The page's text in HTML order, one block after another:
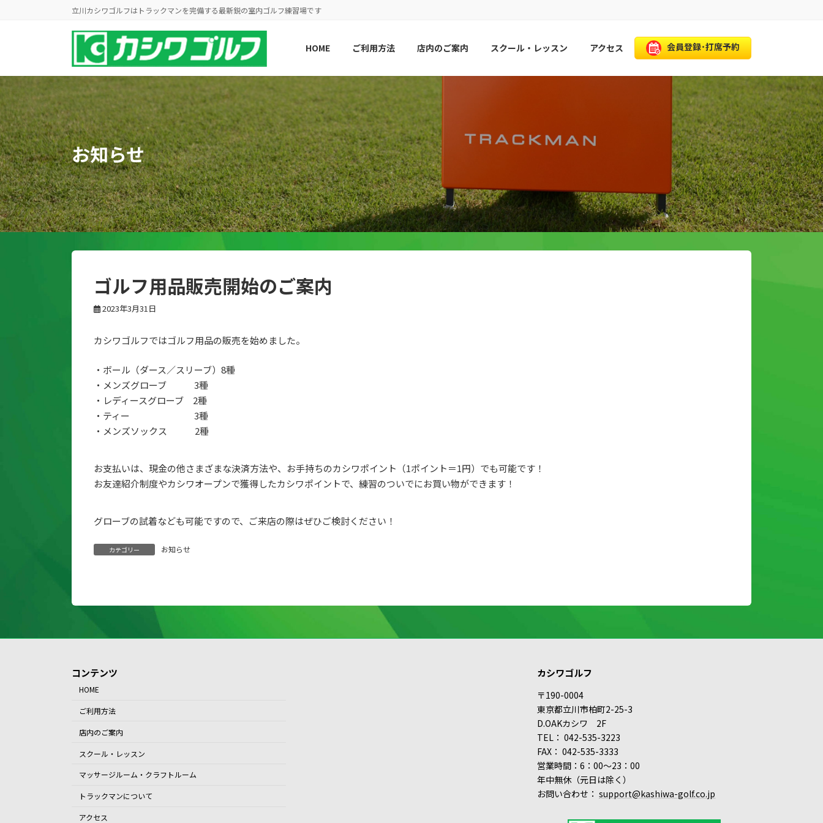
ス
ッ
プ
ン
移
動
立川カシワゴルフはトラックマンを完備する最新鋭の室内ゴルフ練習場です
HOME ご利用方法 店内のご案内 スクール・レッスン アクセス 会員登録･打席予約
お知らせ
ゴルフ用品販売開始のご案内
2023年3月31日
カシワゴルフではゴルフ用品の販売を始めました。
・ボール（ダース／スリーブ）8種
・メンズグローブ 3種
・レディースグローブ 2種
・ティー 3種
・メンズソックス 2種
お支払いは、現金の他さまざまな決済方法や、お手持ちのカシワポイント（1ポイント＝1円）でも可能です！
お友達紹介制度やカシワオープンで獲得したカシワポイントで、練習のついでにお買い物ができます！
グローブの試着なども可能ですので、ご来店の際はぜひご検討ください！
カテゴリー お知らせ
コンテンツ
HOME
ご利用方法
店内のご案内
スクール・レッスン
マッサージルーム・クラフトルーム
トラックマンについて
アクセス
カシワゴルフ
〒190-0004
東京都立川市柏町2-25-3
D.OAKカシワ 2F
TEL： 042-535-3223
FAX： 042-535-3333
営業時間：6：00～23：00
年中無休（元日は除く）
お問い合わせ： support@kashiwa-golf.co.jp